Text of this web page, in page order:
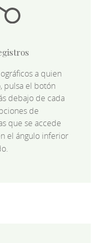
a quien
pulsa el botón
debajo de cada
de
que se accede
el ángulo inferior